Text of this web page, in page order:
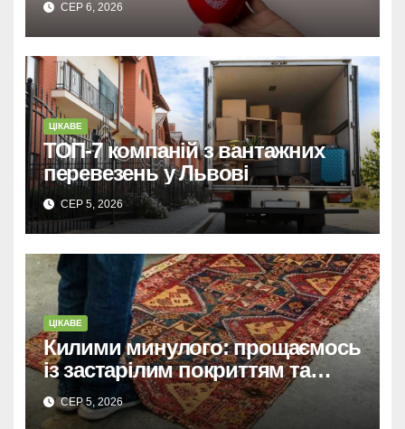
СЕР 6, 2026
ЦІКАВЕ
ТОП-7 компаній з вантажних
перевезень у Львові
СЕР 5, 2026
ЦІКАВЕ
Килими минулого: прощаємось
із застарілим покриттям та
обираємо тренди сучасних
інтер’єрів
СЕР 5, 2026